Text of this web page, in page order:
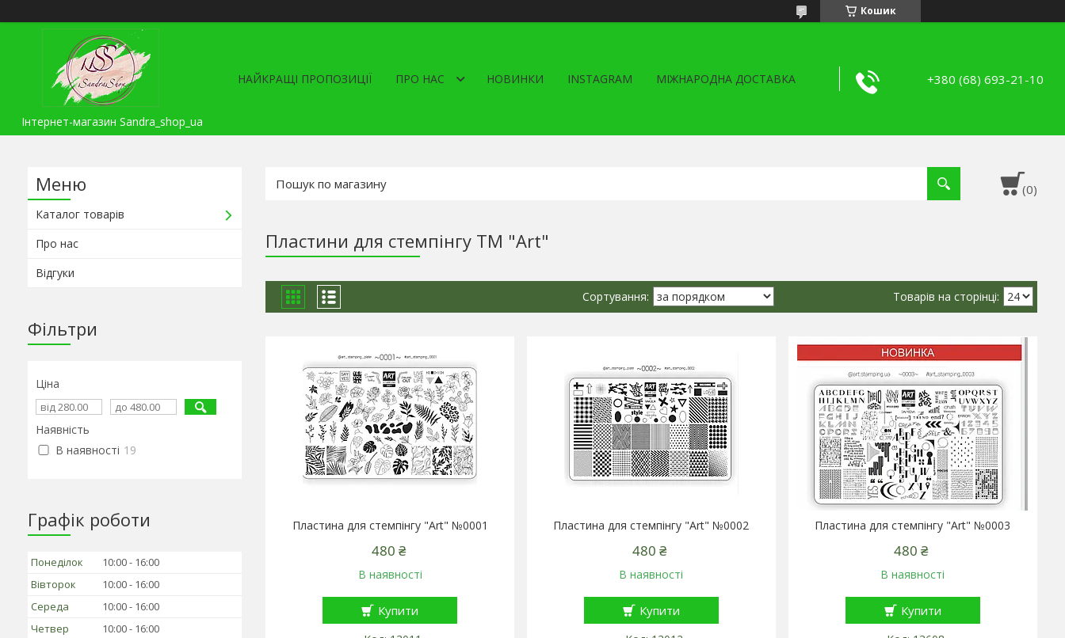
Кошик
Інтернет-магазин Sandra_shop_ua
НАЙКРАЩІ ПРОПОЗИЦІЇ ПРО НАС НОВИНКИ INSTAGRAM МІЖНАРОДНА ДОСТАВКА +380 (68) 693-21-10
Пластини для стемпінгу ТМ "Art"
Пластина для стемпінгу "Art" №0001
480 ₴
В наявності
Купити
Пластина для стемпінгу "Art" №0002
480 ₴
В наявності
Купити
Пластина для стемпінгу "Art" №0003
480 ₴
В наявності
Купити
Каталог товарів
Про нас
Відгуки
Фільтри
Ціна
Наявність
В наявності 19
Графік роботи
Понеділок 10:00
16:00
Вівторок
10:00
16:00
Середа
10:00
16:00
Четвер
10:00
16:00